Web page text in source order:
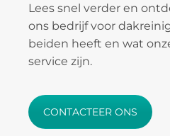
Lees snel verder en
ons bedrijf voor
beiden heeft en wat
service zijn.
CONTACTEER ONS